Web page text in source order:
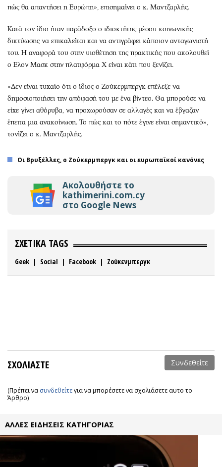
πώς θα απαντήσει η Ευρώπη», επισημαίνει ο κ. Μαντζαρλής.
Κατά τον ίδιο ήταν παράδοξο ο ιδιοκτήτης μέσου κοινωνικής
δικτύωσης να επικαλείται και να αντιγράφει κάποιον ανταγωνιστή
του. Η αναφορά του στην υιοθέτηση της πρακτικής που ακολουθεί
ο Ελον Μασκ στην πλατφόρμα Χ είναι κάτι που ξενίζει.
«Δεν είναι τυχαίο ότι ο ίδιος ο Ζούκερμπεργκ επέλεξε να
δημοσιοποιήσει την απόφασή του με ένα βίντεο. Θα μπορούσε να
είχε γίνει αθόρυβα, να προχωρούσαν σε αλλαγές και να έβγαζαν
έπειτα μια ανακοίνωση. Το πώς και το πότε έγινε είναι σημαντικό»,
τονίζει ο κ. Μαντζαρλής.
Οι Βρυξέλλες, ο Ζούκερμπεργκ και οι ευρωπαϊκοί κανόνες
Ακολουθήστε το
kathimerini.com.cy
στο Google News
ΣΧΕΤΙΚΑ TAGS
Geek | Social | Facebook | Ζούκενμπεργκ
ΣΧΟΛΙΑΣΤΕ Συνδεθείτε
(Πρέπει να συνδεθείτεγια να μπορέσετε να σχολιάσετε αυτο το
Άρθρο)
ΑΛΛΕΣ ΕΙΔΗΣΕΙΣ ΚΑΤΗΓΟΡΙΑΣ